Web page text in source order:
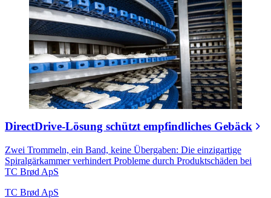
DirectDrive-Lösung schützt empfindliches Gebäck
Zwei Trommeln, ein Band, keine Übergaben: Die einzigartige
Spiralgärkammer verhindert Probleme durch Produktschäden bei
TC Brød ApS
TC Brød ApS